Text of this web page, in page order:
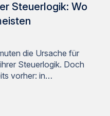
Steuerlogik: Wo
die Ursache für
Steuerlogik. Doch
vorher: in…